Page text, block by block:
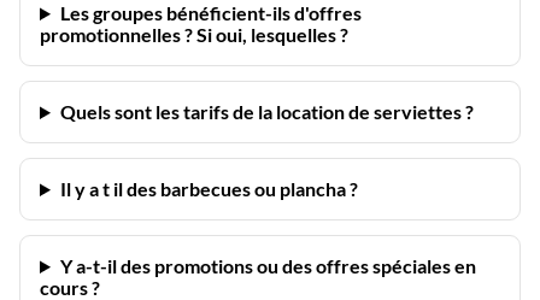
Les groupes bénéficient-ils d'offres
promotionnelles ? Si oui, lesquelles ?
Quels sont les tarifs de la location de serviettes ?
Il y a t il des barbecues ou plancha ?
Y a-t-il des promotions ou des offres spéciales en
cours ?